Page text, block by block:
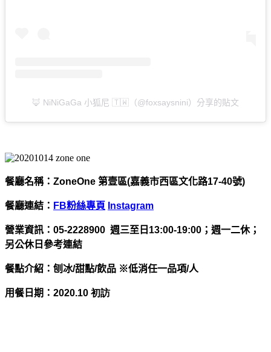
🦊 NiNiGaGa 小狐尼 🇹🇼（@foxsaysnini）分享的貼文
餐廳名稱： ZoneOne 第壹區(嘉義市西區文化路17-40號)
餐廳連結： FB粉絲專頁 Instagram
營業資訊： 05-2228900 週三至日13:00-19:00；週一二休；
另公休日參考連結
餐點介紹：刨冰/甜點/飲品 ※低消任一品項/人
用餐日期： 2020.10 初訪